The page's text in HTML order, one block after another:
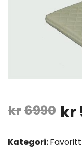
kr6990 kr
Kategori: